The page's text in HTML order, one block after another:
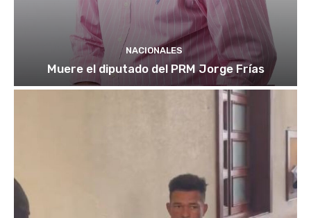
NACIONALES
Muere el diputado del PRM Jorge Frías